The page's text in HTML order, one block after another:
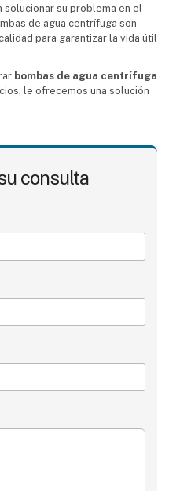
su problema en el
de agua centrífuga son
para garantizar la vida útil
bombas de agua centrífuga
le ofrecemos una solución
consulta